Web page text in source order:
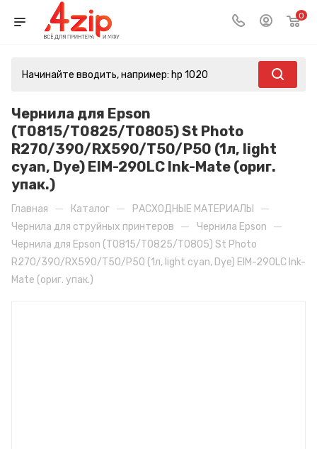
0
Чернила для Epson
(T0815/T0825/T0805) St Photo
R270/390/RX590/T50/P50 (1л, light
cyan, Dye) EIM-290LC Ink-Mate (ориг.
упак.)
Главная — Каталог — РАСХОДНЫЕ МАТЕРИАЛЫ —
Чернила для струйных принтеров — Чернила Epson —
Чернила для Epson (T0815/T0825/T0805) St Photo
R270/390/RX590/T50/P50 (1л, light cyan, Dye) EIM-290LC Ink-
Mate (ориг. упак.)